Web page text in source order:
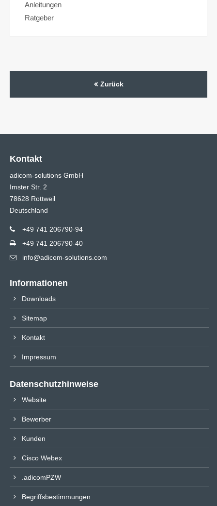
Anleitungen
Ratgeber
Zurück
Kontakt
adicom-solutions GmbH
Imster Str. 2
78628 Rottweil
Deutschland
+49 741 206790-94
+49 741 206790-40
info@adicom-solutions.com
Informationen
Downloads
Sitemap
Kontakt
Impressum
Datenschutzhinweise
Website
Bewerber
Kunden
Cisco Webex
.adicomPZW
Begriffsbestimmungen